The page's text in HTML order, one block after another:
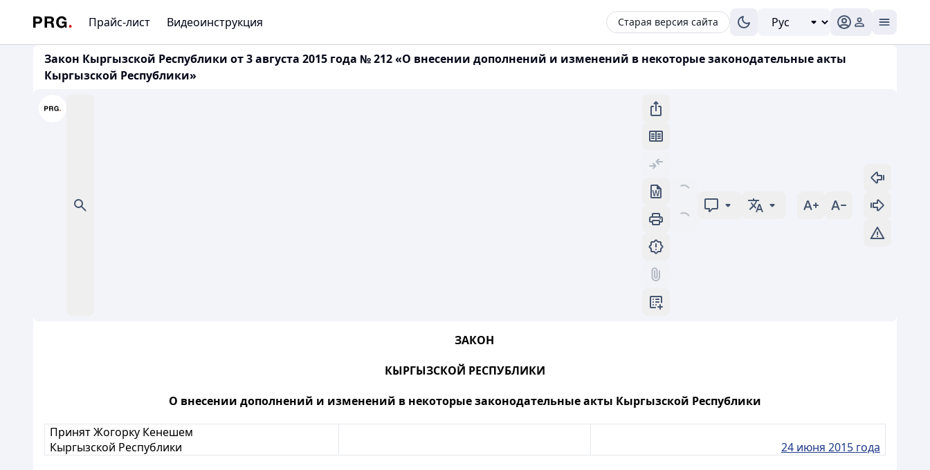
Прайс-лист Видеоинструкция Старая версия сайта
Закон Кыргызской Республики от 3 августа 2015 года № 212 «О внесении дополнений и изменений в некоторые законодательные акты
Кыргызской Республики»
ЗАКОН
КЫРГЫЗСКОЙ РЕСПУБЛИКИ
О внесении дополнений и изменений в некоторые законодательные акты Кыргызской Республики
Принят Жогорку Кенешем
Кыргызской Республики
24 июня 2015 года